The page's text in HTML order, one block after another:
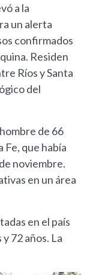
a la
un alerta
confirmados
Residen
Ríos y Santa
del
de 66
Fe, que había
noviembre.
en un área
en el país
72 años. La